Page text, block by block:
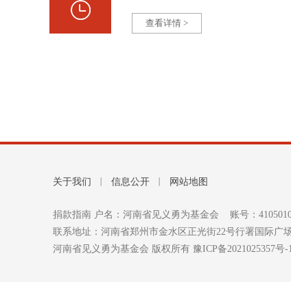
查看详情 >
关于我们 信息公开 网站地图
捐款指南 户名：河南省见义勇为基金会 账号：
联系地址：河南省郑州市金水区正光街22号⾏署国际
河南省见义勇为基金会 版权所有 豫ICP备2021025357号-